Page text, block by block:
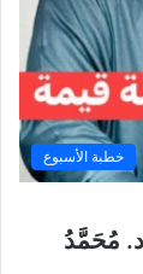
خطبة الأسبوع
د. مُحَمَّدُ